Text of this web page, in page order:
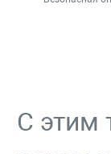
С этим